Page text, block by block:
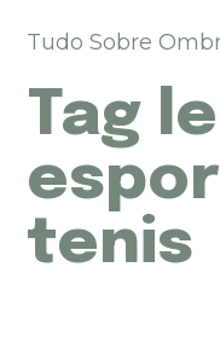
u
a
a
a
o
Tudo Sobre
Tag
tenis